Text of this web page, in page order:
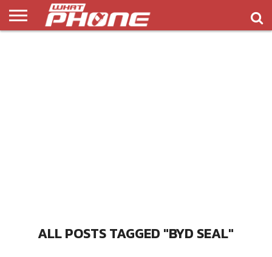
ALL POSTS TAGGED "BYD SEAL"